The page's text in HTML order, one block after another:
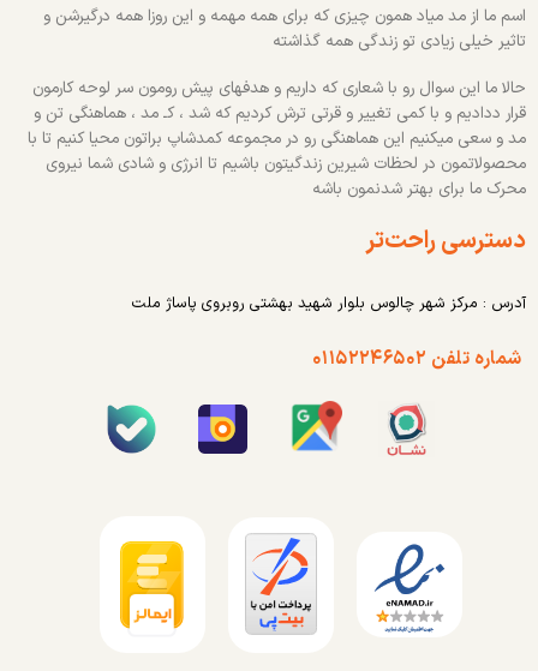
اسم ما از مد میاد همون چیزی که برای همه مهمه و این روزا همه درگیرشن و
تاثیر خیلی زیادی تو زندگی همه گذاشته
حالا ما این سوال رو با شعاری که داریم و هدفهای پیش رومون سر لوحه کارمون
قرار ددادیم و با کمی تغییر و قرتی ترش کردیم که شد ، کـ مد ، هماهنگی تن و
مد و سعی میکنیم این هماهنگی رو در مجموعه کمدشاپ براتون محیا کنیم تا با
محصولاتمون در لحظات شیرین زندگیتون باشیم تا انرژی و شادی شما نیروی
محرک ما برای بهتر شدنمون باشه
دسترسی راحت‌تر
آدرس : مرکز شهر چالوس بلوار شهید بهشتی روبروی پاساژ ملت
شماره تلفن ۰۱۱۵۲۲۴۶۵۰۲